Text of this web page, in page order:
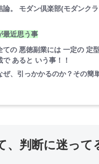
論。 モダン倶楽部(モダンク
最近思う事
ての 悪徳副業には 一定の 定
で あると いう事！！
ぜ、引っかかるのか？その簡
、判断に迷って